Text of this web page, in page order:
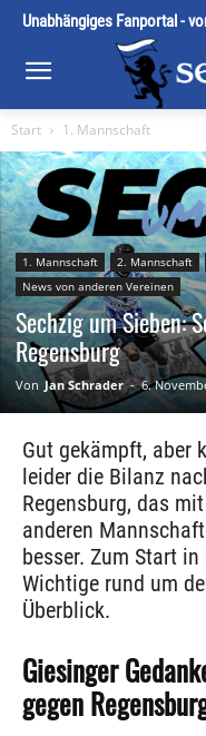
Unabhängiges Fanportal -
Start 1. Mannschaft
1. Mannschaft 2. Mannschaft
News von anderen Vereinen
Sechzig um Sieben:
Regensburg
Von Jan Schrader - 6.
Gut gekämpft, aber
leider die Bilanz
Regensburg, das
anderen
besser. Zum Start
Wichtige rund um
Überblick.
Giesinger
gegen